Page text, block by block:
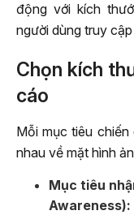
động với kích
người dùng truy
Chọn kích
cáo
Mỗi mục tiêu
nhau về mặt hình
Mục tiêu
Awareness):